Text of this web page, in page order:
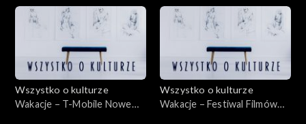
Wszystko o kulturze
Wakacje – T-Mobile Nowe
Wszystko o kulturze
Wakacje – Festiwal Filmów